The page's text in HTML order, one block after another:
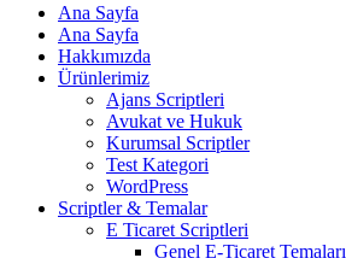
Ana Sayfa
Ana Sayfa
Hakkımızda
Ürünlerimiz
Ajans Scriptleri
Avukat ve Hukuk
Kurumsal Scriptler
Test Kategori
WordPress
Scriptler & Temalar
E Ticaret Scriptleri
Genel E-Ticaret Temaları